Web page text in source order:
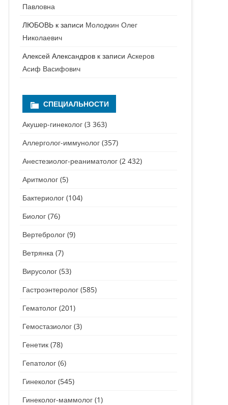
ОНКОЛОГ
ОТОЛАРИНГОЛОГ
ПРОКТОЛОГ
ПСИХИАТР
ПСИХОТЕРАПЕВТ
РЕВМАТОЛОГ
РЕНТГЕНОЛОГ
СТОМАТОЛОГ
ХИРУРГ
ЭНДОКРИНОЛОГ
Павловна
ЛЮБОВЬ к записи Молодкин Олег
Николаевич
Алексей Александров к записиАскеров
Асиф Васифович
СПЕЦИАЛЬНОСТИ
Акушер-гинеколог (3 363)
Аллерголог-иммунолог (357)
Анестезиолог-реаниматолог (2 432)
Аритмолог (5)
Бактериолог (104)
Биолог (76)
Вертебролог (9)
Ветрянка (7)
Вирусолог (53)
Гастроэнтеролог (585)
Гематолог (201)
Гемостазиолог (3)
Генетик (78)
Гепатолог (6)
Гинеколог (545)
Гинеколог-маммолог (1)